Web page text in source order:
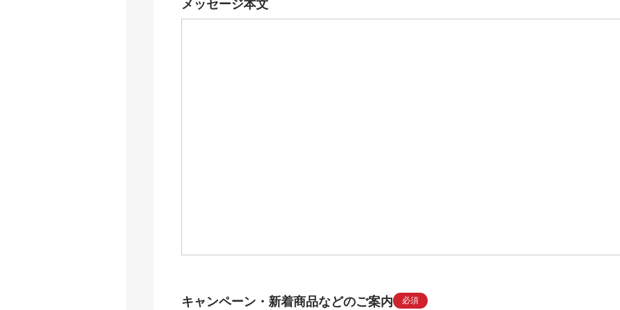
メッセージ本文
キャンペーン・新着商品などのご案内 必須